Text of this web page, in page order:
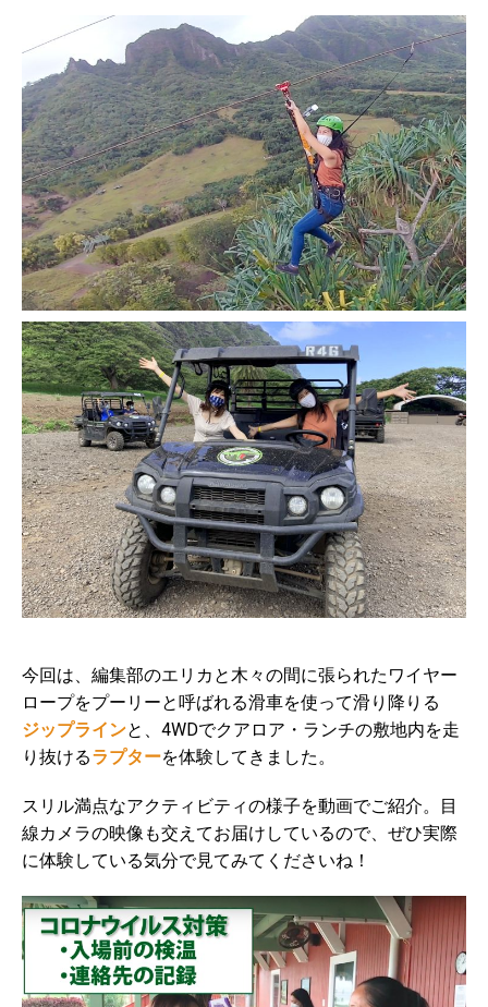
今回は、編集部のエリカと木々の間に張られたワイヤー
ロープをプーリーと呼ばれる滑車を使って滑り降りる
ジップラインと、4WDでクアロア・ランチの敷地内を走
り抜けるラプターを体験してきました。
スリル満点なアクティビティの様子を動画でご紹介。目
線カメラの映像も交えてお届けしているので、ぜひ実際
に体験している気分で見てみてくださいね！